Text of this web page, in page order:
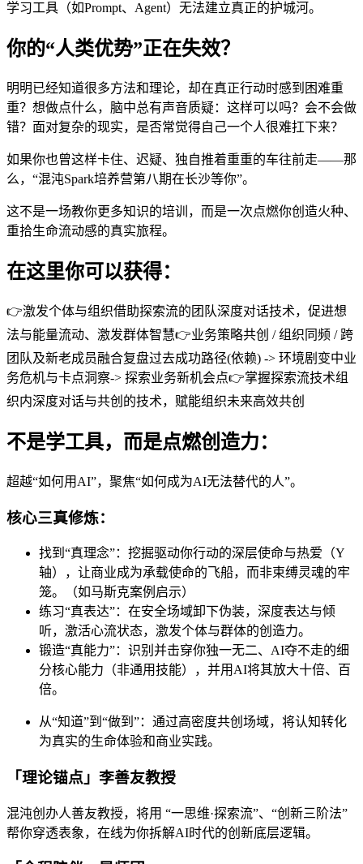
学习工具（如Prompt、Agent）无法建立真正的护城河。
你的“人类优势”正在失效？
明明已经知道很多方法和理论，却在真正行动时感到困难重
重？想做点什么，脑中总有声音质疑：这样可以吗？会不会做
错？面对复杂的现实，是否常觉得自己一个人很难扛下来？
如果你也曾这样卡住、迟疑、独自推着重重的车往前走——那
么，“混沌Spark培养营第八期在长沙等你”。
这不是一场教你更多知识的培训，而是一次点燃你创造火种、
重拾生命流动感的真实旅程。
在这里你可以获得：
👉激发个体与组织借助探索流的团队深度对话技术，促进想
法与能量流动、激发群体智慧👉业务策略共创 / 组织同频 / 跨
团队及新老成员融合复盘过去成功路径(依赖) -> 环境剧变中业
务危机与卡点洞察-> 探索业务新机会点👉掌握探索流技术组
织内深度对话与共创的技术，赋能组织未来高效共创
不是学工具，而是点燃创造力：
超越“如何用AI”，聚焦“如何成为AI无法替代的人”。
核心三真修炼：
找到“真理念”：挖掘驱动你行动的深层使命与热爱（Y
轴），让商业成为承载使命的飞船，而非束缚灵魂的牢
笼。（如马斯克案例启示）
练习“真表达”：在安全场域卸下伪装，深度表达与倾
听，激活心流状态，激发个体与群体的创造力。
锻造“真能力”：识别并击穿你独一无二、AI夺不走的细
分核心能力（非通用技能），并用AI将其放大十倍、百
倍。
从“知道”到“做到”：通过高密度共创场域，将认知转化
为真实的生命体验和商业实践。
「理论锚点」李善友教授
混沌创办人善友教授，将用 “一思维·探索流”、“创新三阶法”
帮你穿透表象，在线为你拆解AI时代的创新底层逻辑。